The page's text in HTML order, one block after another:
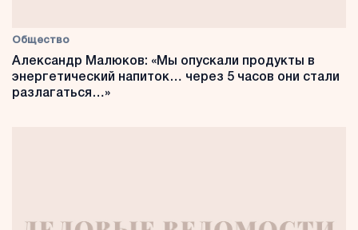
Общество
Александр Малюков: «Мы опускали продукты в
энергетический напиток… через 5 часов они стали
разлагаться…»